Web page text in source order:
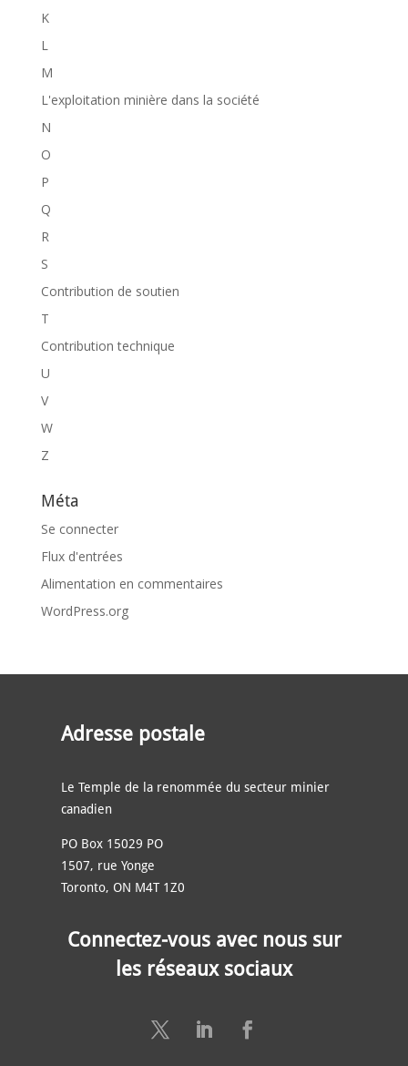
K
L
M
L'exploitation minière dans la société
N
O
P
Q
R
S
Contribution de soutien
T
Contribution technique
U
V
W
Z
Méta
Se connecter
Flux d'entrées
Alimentation en commentaires
WordPress.org
Adresse postale
Le Temple de la renommée du secteur minier
canadien
PO Box 15029 PO
1507, rue Yonge
Toronto, ON M4T 1Z0
Connectez-vous avec nous sur
les réseaux sociaux